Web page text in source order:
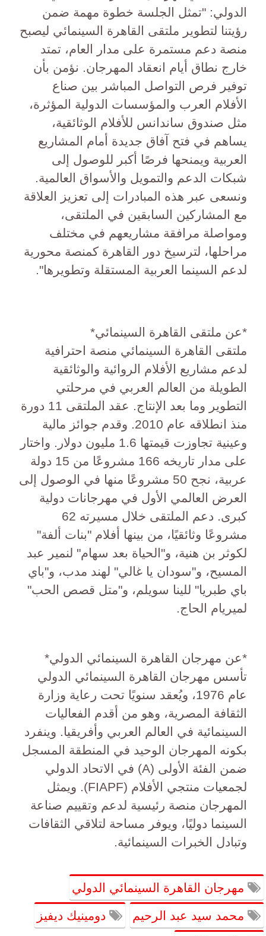
الدولي: "تمثل الجلسة خطوة مهمة ضمن
رؤيتنا لتطوير ملتقى القاهرة السينمائي ليصبح
منصة دعم مستمرة على مدار العام، تمتد
خارج نطاق أيام انعقاد المهرجان. نؤمن بأن
توفير فرص التواصل المباشر بين صناع
الأفلام العرب والمؤسسات الدولية المؤثرة،
مثل صندوق ساندانس للأفلام الوثائقية،
يساهم في فتح آفاق جديدة أمام المشاريع
العربية ويمنحها فرصًا أكبر للوصول إلى
شبكات الدعم والتمويل والأسواق العالمية.
ونسعى عبر هذه المبادرات إلى تعزيز العلاقة
مع المشاركين السابقين في الملتقى،
ومواصلة مرافقة مشاريعهم في مختلف
مراحلها، لترسيخ دور القاهرة كمنصة محورية
لدعم السينما العربية المستقلة وتطويرها".
*عن ملتقى القاهرة السينمائي*
ملتقى القاهرة السينمائي منصة احترافية
لدعم مشاريع الأفلام الروائية والوثائقية
الطويلة من العالم العربي في مرحلتي
التطوير وما بعد الإنتاج. عقد الملتقى 11 دورة
منذ انطلاقه عام 2010. وقدم جوائز مالية
وعينية تجاوزت قيمتها 1.6 مليون دولار. واختار
على مدار تاريخه 166 مشروعًا من 15 دولة
عربية، نجح 50 مشروعًا منها في الوصول إلى
العرض العالمي الأول في مهرجانات دولية
كبرى. دعم الملتقى خلال مسيرته 62
مشروعًا وثائقيًا، من بينها أفلام "بنات ألفة"
لكوثر بن هنية، و"الحياة بعد سهام" لنمير عبد
المسيح، و"سودان يا غالي" لهند مدب، و"باي
باي طبريا" للينا سويلم، و"متل قصص الحب"
لميريام الحاج.
*عن مهرجان القاهرة السينمائي الدولي*
تأسس مهرجان القاهرة السينمائي الدولي
عام 1976، ويُعقد سنويًا تحت رعاية وزارة
الثقافة المصرية، وهو من أقدم الفعاليات
السينمائية في العالم العربي وأفريقيا. وينفرد
بكونه المهرجان الوحيد في المنطقة المسجل
ضمن الفئة الأولى (A) في الاتحاد الدولي
لجمعيات منتجي الأفلام (FIAPF). ويمثل
المهرجان منصة رئيسية لدعم وتقييم صناعة
السينما دوليًا، ويوفر مساحة لتلاقي الثقافات
وتبادل الخبرات السينمائية.
مهرجان القاهرة السينمائي الدولي
محمد سيد عبد الرحيم دومينيك ديفيز